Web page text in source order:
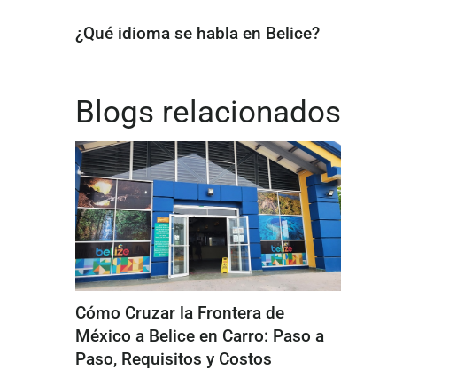
¿Qué idioma se habla en Belice?
Blogs relacionados
Cómo Cruzar la Frontera de
México a Belice en Carro: Paso a
Paso, Requisitos y Costos